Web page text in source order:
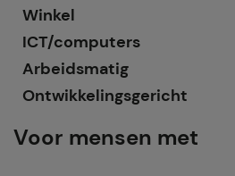
Winkel
ICT/computers
Arbeidsmatig
Ontwikkelingsgericht
Voor mensen met